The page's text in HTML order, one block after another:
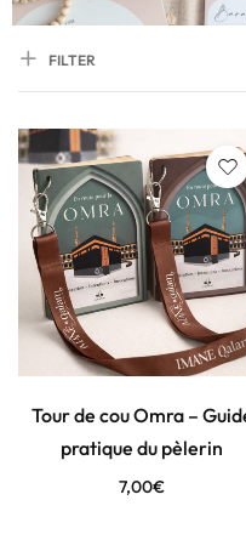
FILTER
Tour de cou Omra –
pratique du pèlerin
7,00€